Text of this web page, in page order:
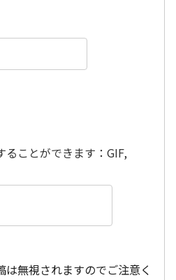
ことができます：GIF,
は無視されますのでご注意く